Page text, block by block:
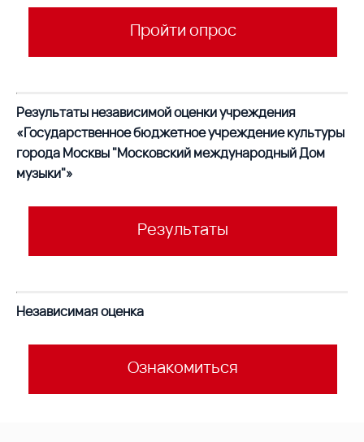
Пройти опрос
Результаты независимой оценки учреждения
«Государственное бюджетное учреждение культуры
города Москвы "Московский международный Дом
музыки"»
Результаты
Независимая оценка
Ознакомиться